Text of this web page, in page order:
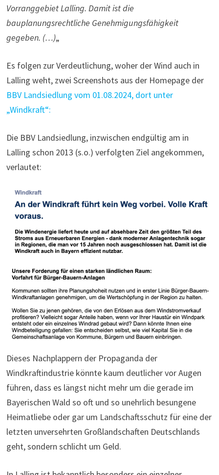
Vorranggebiet Lalling. Damit ist die
bauplanungsrechtliche Genehmigungsfähigkeit
gegeben. (…)„
Es folgen zur Verdeutlichung, woher der Wind auch in
Lalling weht, zwei Screenshots aus der Homepage der
BBV Landsiedlung vom 01.08.2024, dort unter
„Windkraft“:
Die BBV Landsiedlung, inzwischen endgültig am in
Lalling schon 2013 (s.o.) verfolgten Ziel angekommen,
verlautet:
Dieses Nachplappern der Propaganda der
Windkraftindustrie könnte kaum deutlicher vor Augen
führen, dass es längst nicht mehr um die gerade im
Bayerischen Wald so oft und so unehrlich besungene
Heimatliebe oder gar um Landschaftsschutz für eine der
letzten unversehrten Großlandschaften Deutschlands
geht, sondern schlicht um Geld.